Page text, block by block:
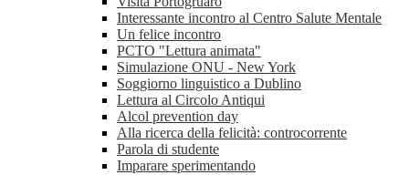
Interessante incontro al Centro Salute Mentale
Un felice incontro
PCTO "Lettura animata"
Simulazione ONU - New York
Soggiorno linguistico a Dublino
Lettura al Circolo Antiqui
Alcol prevention day
Alla ricerca della felicità: controcorrente
Parola di studente
Imparare sperimentando